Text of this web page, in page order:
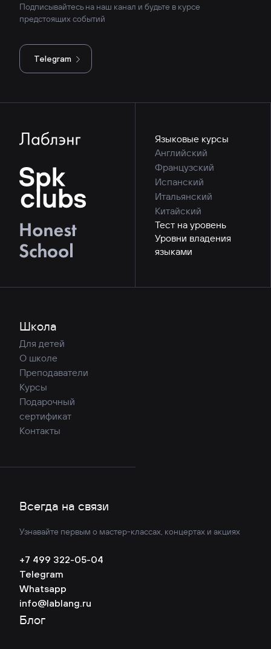
Подписывайтесь на наш канал и будьте в курсе
предстоящих событий
Telegram
Языковые курсы
Английский
Французский
Испанский
Итальянский
Китайский
Тест на уровень
Уровни владения
языками
Школа
Для детей
О школе
Преподаватели
Курсы
Подарочный
сертификат
Контакты
Всегда на связи
Узнавайте первым о мастер-классах, концертах и акциях
+7 499 322-05-04
Telegram
Whatsapp
info@lablang.ru
Блог